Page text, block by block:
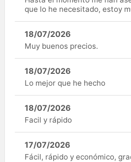
que lo he necesitado, estoy
18/07/2026
Muy buenos precios.
18/07/2026
Lo mejor que he hecho
18/07/2026
Facil y rápido
17/07/2026
Fácil, rápido y económico,